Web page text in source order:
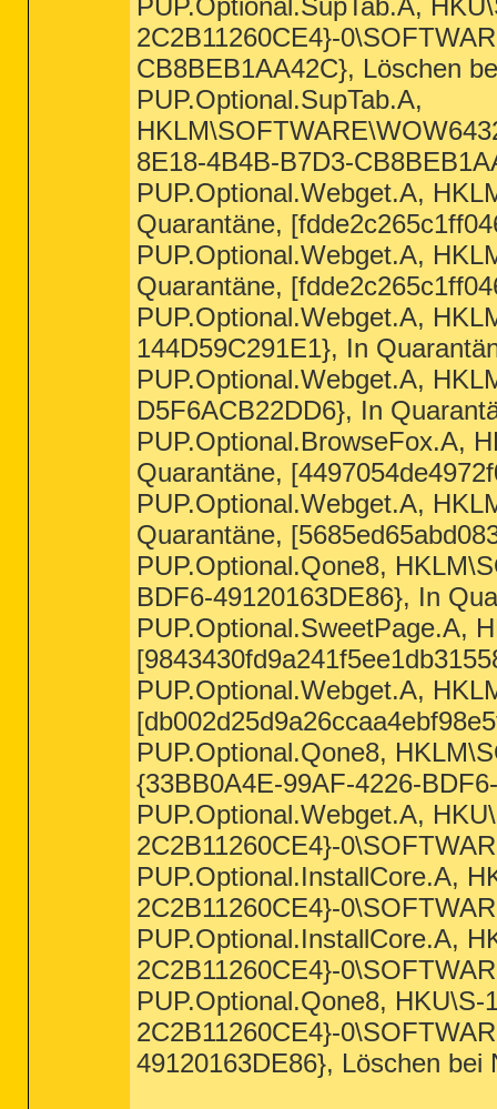
PUP.Optional.SupTab.A,
2C2B11260CE4}-
CB8BEB1AA42C}, Löschen
PUP.Optional.SupTab.A,
8E18-4B4B-B7D3-
PUP.Optional.Webget.A,
Quarantäne,
PUP.Optional.Webget.A,
Quarantäne,
PUP.Optional.Webget.A,
144D59C291E1}, In
PUP.Optional.Webget.A,
D5F6ACB22DD6}, In
PUP.Optional.BrowseFox.A,
Quarantäne,
PUP.Optional.Webget.A,
Quarantäne,
PUP.Optional.Qone8,
BDF6-49120163DE86}, In
PUP.Optional.SweetPage.A,
PUP.Optional.Webget.A,
PUP.Optional.Qone8,
{33BB0A4E-99AF-4226-
PUP.Optional.Webget.A,
2C2B11260CE4}-
PUP.Optional.InstallCore.A,
2C2B11260CE4}-
PUP.Optional.InstallCore.A,
2C2B11260CE4}-
PUP.Optional.Qone8,
2C2B11260CE4}-
49120163DE86}, Löschen bei